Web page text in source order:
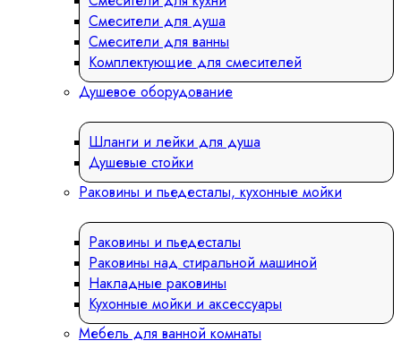
Смесители для душа
Смесители для ванны
Комплектующие для смесителей
Душевое оборудование
Шланги и лейки для душа
Душевые стойки
Раковины и пьедесталы, кухонные мойки
Раковины и пьедесталы
Раковины над стиральной машиной
Накладные раковины
Кухонные мойки и аксессуары
Мебель для ванной комнаты